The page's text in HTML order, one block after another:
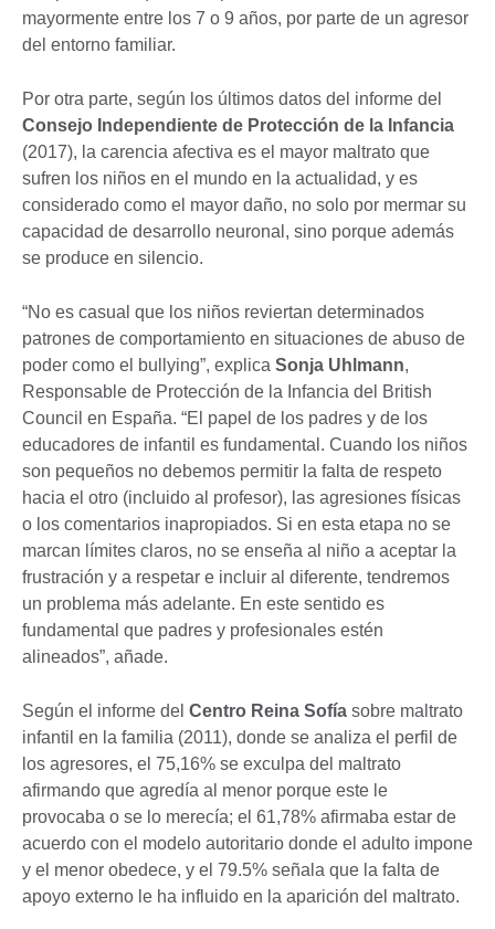
mayormente entre los 7 o 9 años, por parte de un agresor
del entorno familiar.
Por otra parte, según los últimos datos del informe del
Consejo Independiente de Protección de la Infancia
(2017), la carencia afectiva es el mayor maltrato que
sufren los niños en el mundo en la actualidad, y es
considerado como el mayor daño, no solo por mermar su
capacidad de desarrollo neuronal, sino porque además
se produce en silencio.
“No es casual que los niños reviertan determinados
patrones de comportamiento en situaciones de abuso de
poder como el bullying”, explica Sonja Uhlmann,
Responsable de Protección de la Infancia del British
Council en España. “El papel de los padres y de los
educadores de infantil es fundamental. Cuando los niños
son pequeños no debemos permitir la falta de respeto
hacia el otro (incluido al profesor), las agresiones físicas
o los comentarios inapropiados. Si en esta etapa no se
marcan límites claros, no se enseña al niño a aceptar la
frustración y a respetar e incluir al diferente, tendremos
un problema más adelante. En este sentido es
fundamental que padres y profesionales estén
alineados”, añade.
Según el informe del Centro Reina Sofía sobre maltrato
infantil en la familia (2011), donde se analiza el perfil de
los agresores, el 75,16% se exculpa del maltrato
afirmando que agredía al menor porque este le
provocaba o se lo merecía; el 61,78% afirmaba estar de
acuerdo con el modelo autoritario donde el adulto impone
y el menor obedece, y el 79.5% señala que la falta de
apoyo externo le ha influido en la aparición del maltrato.